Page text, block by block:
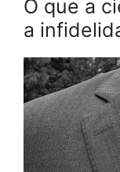
O que a
a